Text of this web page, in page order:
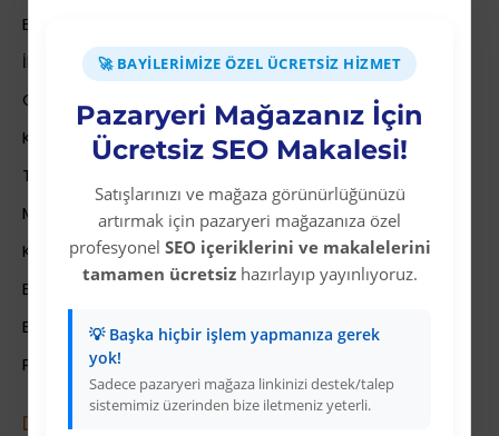
🚀 BAYILERIMIZE ÖZEL ÜCRETSIZ HIZMET
Pazaryeri Mağazanız İçin
Ücretsiz SEO Makalesi!
Satışlarınızı ve mağaza görünürlüğünüzü
artırmak için pazaryeri mağazanıza özel
profesyonel SEO içeriklerini ve makalelerini
tamamen ücretsizhazırlayıp yayınlıyoruz.
💡 Başka hiçbir işlem yapmanıza gerek
yok!
Sadece pazaryeri mağaza linkinizi destek/talep
sistemimiz üzerinden bize iletmeniz yeterli.
Banka Hesab Bilgileri
İletişim
Gizlilik Politikası
Kullanıcı Sözleşmesi
Teslimat Bilgileri
Mesafeli Satış Sözleşmesi
Kariyer
Bayi İade Sistemi
Bayi Bakiye Yükleme
Para Puan Sistemi ile Kazanç
Dropshipping (Stoksuz Sat\u0131\u015f)